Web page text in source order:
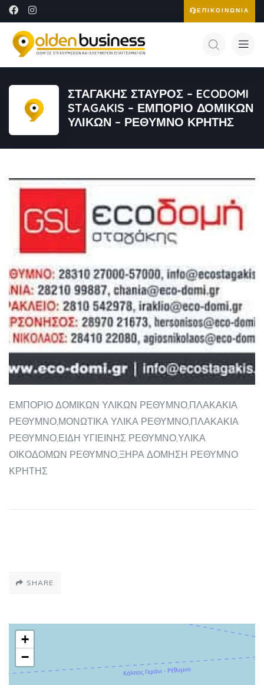
ΕΠΙΚΟΙΝΩΝΙΑ
ΣΤΑΓΑΚΗΣ ΣΤΑΥΡΟΣ – ECODOMI
STAGAKIS – ΕΜΠΟΡΙΟ ΔΟΜΙΚΩΝ
ΥΛΙΚΩΝ – ΡΕΘΥΜΝΟ ΚΡΗΤΗΣ
ΕΜΠΟΡΙΟ ΔΟΜΙΚΩΝ ΥΛΙΚΩΝ ΡΕΘΥΜΝΟ,ΠΛΑΚΑΚΙΑ
ΡΕΘΥΜΝΟ,ΜΟΝΩΤΙΚΑ ΥΛΙΚΑ ΡΕΘΥΜΝΟ,ΠΛΑΚΑΚΙΑ
ΡΕΘΥΜΝΟ,ΕΙΔΗ ΥΓΙΕΙΝΗΣ ΡΕΘΥΜΝΟ,ΥΛΙΚΑ
ΟΙΚΟΔΟΜΩΝ ΡΕΘΥΜΝΟ,ΞΗΡΑ ΔΟΜΗΣΗ ΡΕΘΥΜΝΟ
ΚΡΗΤΗΣ
SHARE
+
−